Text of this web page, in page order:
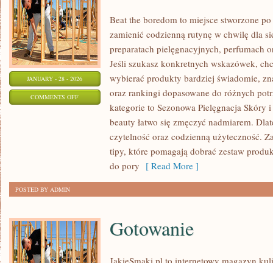
JANUARY - 28 - 2026
COMMENTS OFFON
Beat the boredom to miejsce stworzone
zamienić codzienną rutynę w chwilę dla
preparatach pielęgnacyjnych, perfumach
Jeśli szukasz konkretnych wskazówek,
wybierać produkty bardziej świadomie,
oraz rankingi dopasowane do różnych
kategorie to Sezonowa Pielęgnacja Skóry
beauty łatwo się zmęczyć nadmiarem.
czytelność oraz codzienną użyteczność.
tipy, które pomagają dobrać zestaw
do pory [ Read More ]
POSTED BY ADMIN
Gotowanie
JakieSmaki.pl to internetowy magazyn